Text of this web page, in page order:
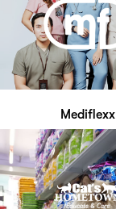
Mediflexx